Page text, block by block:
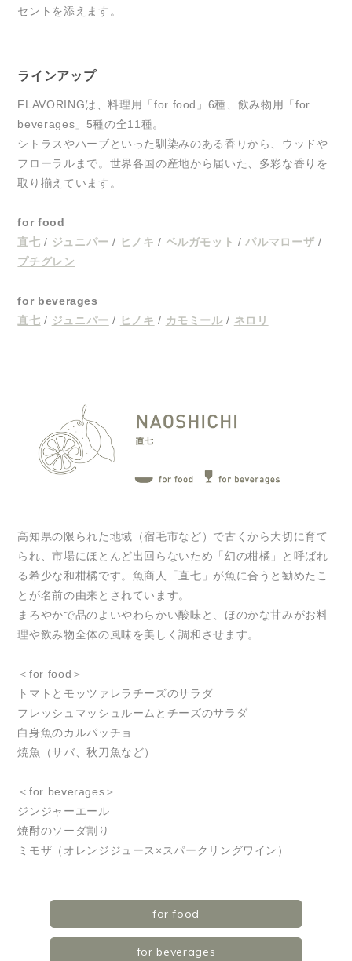
セントを添えます。
ラインアップ
FLAVORINGは、料理用「for food」6種、飲み物用「for
beverages」5種の全11種。
シトラスやハーブといった馴染みのある香りから、ウッドや
フローラルまで。世界各国の産地から届いた、多彩な香りを
取り揃えています。
for food
直七 / ジュニパー / ヒノキ / ベルガモット /パルマローザ /
プチグレン
for beverages
直七 / ジュニパー / ヒノキ / カモミール / ネロリ
高知県の限られた地域（宿毛市など）で古くから大切に育て
られ、市場にほとんど出回らないため「幻の柑橘」と呼ばれ
る希少な和柑橘です。魚商人「直七」が魚に合うと勧めたこ
とが名前の由来とされています。
まろやかで品のよいやわらかい酸味と、ほのかな甘みがお料
理や飲み物全体の風味を美しく調和させます。
＜for food＞
トマトとモッツァレラチーズのサラダ
フレッシュマッシュルームとチーズのサラダ
白身魚のカルパッチョ
焼魚（サバ、秋刀魚など）
＜for beverages＞
ジンジャーエール
焼酎のソーダ割り
ミモザ（オレンジジュース×スパークリングワイン）
for food
for beverages